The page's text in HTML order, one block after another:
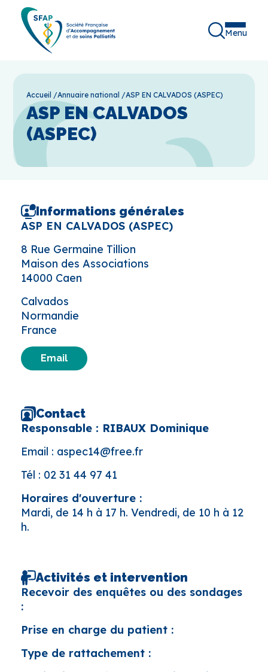
Menu
Accueil /Annuaire national /ASP EN CALVADOS (ASPEC)
ASP EN CALVADOS
(ASPEC)
Informations générales
ASP EN CALVADOS (ASPEC)
8 Rue Germaine Tillion
Maison des Associations
14000 Caen
Calvados
Normandie
France
Email
Contact
Responsable : RIBAUX Dominique
Email : aspec14@free.fr
Tél : 02 31 44 97 41
Horaires d'ouverture :
Mardi, de 14 h à 17 h. Vendredi, de 10 h à 12
h.
Activités et intervention
Recevoir des enquêtes ou des sondages
:
Prise en charge du patient :
Type de rattachement :